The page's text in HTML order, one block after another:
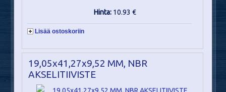
Hinta: 10.93 €
Lisää ostoskoriin
19,05x41,27x9,52 MM, NBR
AKSELITIIVISTE